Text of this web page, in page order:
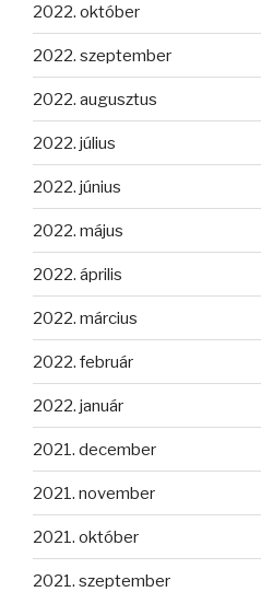
2022. október
2022. szeptember
2022. augusztus
2022. július
2022. június
2022. május
2022. április
2022. március
2022. február
2022. január
2021. december
2021. november
2021. október
2021. szeptember